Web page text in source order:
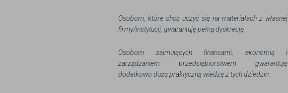
Osobom, które chcą uczyć się na materiałach z własnej
firmy/instytucji, gwarantuję pełną dyskrecję.
Osobom zajmujących finansami, ekonomią i
zarządzaniem przedsiębiorstwem gwarantuję
dodatkowo dużą praktyczną wiedzę z tych dziedzin.